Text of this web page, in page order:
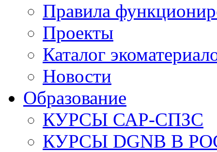
Правила
Проекты
Каталог
Новости
Образование
КУРСЫ САР-СПЗС
КУРСЫ DGNB В